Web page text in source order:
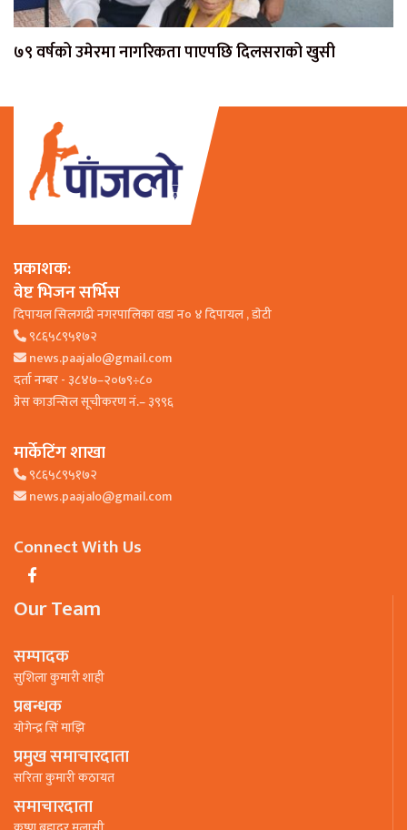
७९ वर्षको उमेरमा नागरिकता पाएपछि दिलसराको खुसी
प्रकाशक:
वेष्ट भिजन सर्भिस
दिपायल सिलगढी नगरपालिका वडा न० ४ दिपायल , डाेटी
९८६५८९५१७२
news.paajalo@gmail.com
दर्ता नम्बर - ३८४७–२०७९÷८०
प्रेस काउन्सिल सूचीकरण नं.– ३९९६
मार्केटिंग शाखा
९८६५८९५१७२
news.paajalo@gmail.com
Connect With Us
Our Team
सम्पादक
सुशिला कुमारी शाही
प्रबन्धक
याेगेन्द्र सिं माझि
प्रमुख समाचारदाता
सरिता कुमारी कठायत
समाचारदाता